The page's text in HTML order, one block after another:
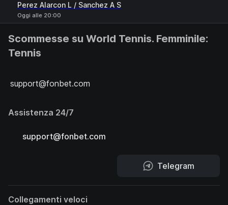
Perez Alarcon L / Sanchez A S
Oggi alle 20:00
Scommesse su World Tennis. Femminile:
Tennis
support@fonbet.com
Assistenza 24/7
support@fonbet.com
Telegram
Collegamenti veloci